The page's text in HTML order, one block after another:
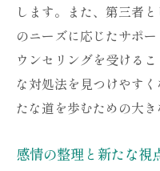
カウンセリン
パートナーと
浮気問題に対
浮気問題解決のた
問題解決のた
します。また、第三者
のニーズに応じたサポ
ウンセリングを受ける
な対処法を見つけやす
たな道を歩むための大き
感情の整理と新たな視